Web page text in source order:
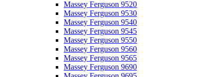
Massey Ferguson 9520
Massey Ferguson 9530
Massey Ferguson 9540
Massey Ferguson 9545
Massey Ferguson 9550
Massey Ferguson 9560
Massey Ferguson 9565
Massey Ferguson 9690